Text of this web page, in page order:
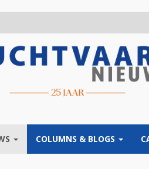
COLUMNS & BLOGS